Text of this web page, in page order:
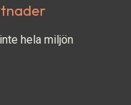
hela miljön